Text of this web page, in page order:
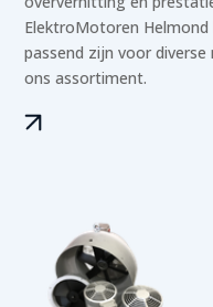
ElektroMotoren
passend zijn voor
ons assortiment.